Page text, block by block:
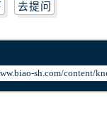
去提问